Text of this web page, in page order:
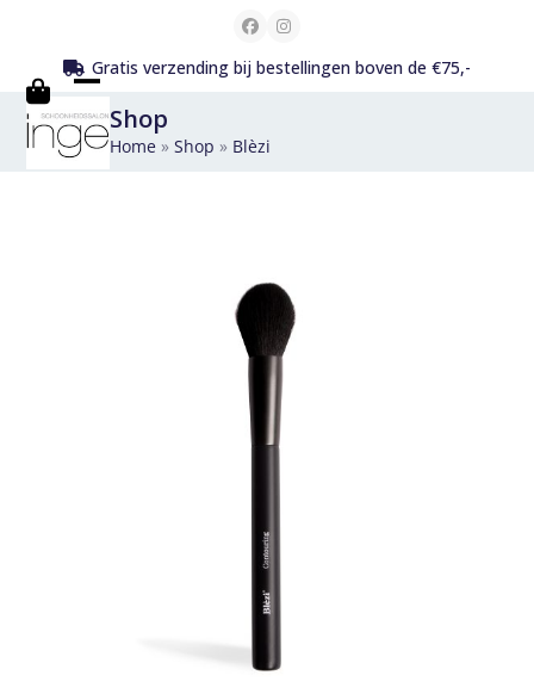
content
FacebookInstagram
Gratis verzending bij bestellingen boven de €75,-
Open
mobile
Close
mobile
Shop
Home »Shop » Blèzi